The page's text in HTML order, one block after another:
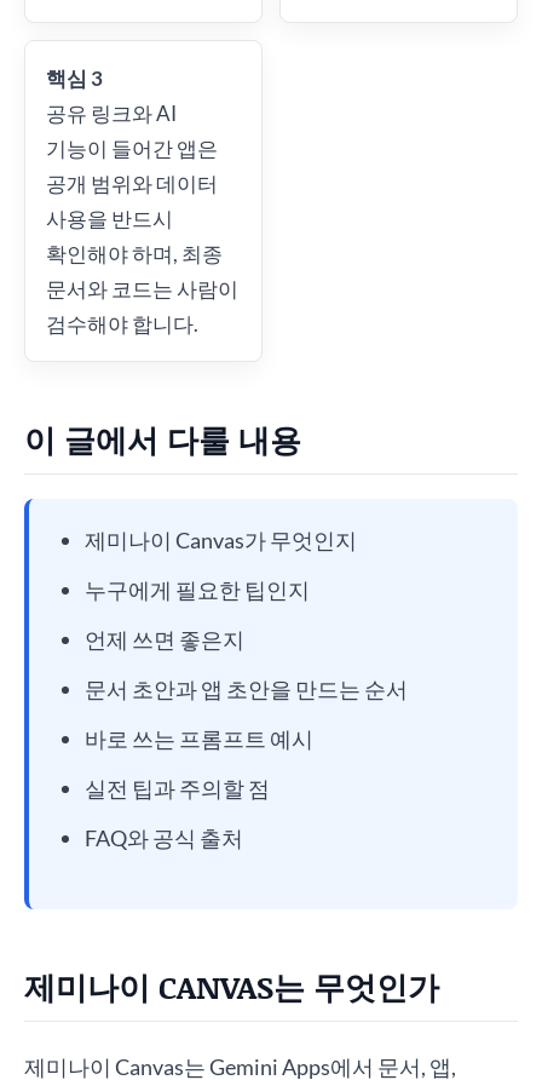
핵심 3
공유 링크와 AI
기능이 들어간 앱은
공개 범위와 데이터
사용을 반드시
확인해야 하며, 최종
문서와 코드는 사람이
검수해야 합니다.
이 글에서 다룰 내용
제미나이 Canvas가 무엇인지
누구에게 필요한 팁인지
언제 쓰면 좋은지
문서 초안과 앱 초안을 만드는 순서
바로 쓰는 프롬프트 예시
실전 팁과 주의할 점
FAQ와 공식 출처
제미나이 CANVAS는 무엇인가
제미나이 Canvas는 Gemini Apps에서 문서, 앱,